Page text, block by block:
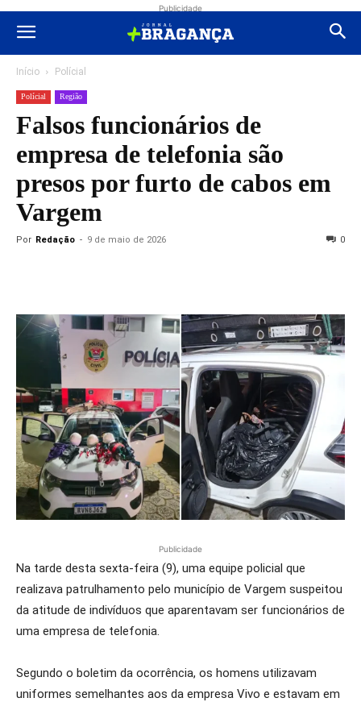
Publicidade
Início Polícial
Polícial Região
Falsos funcionários de
empresa de telefonia são
presos por furto de cabos em
Vargem
Por Redação - 9 de maio de 2026 0
Publicidade
Na tarde desta sexta-feira (9), uma equipe policial que
realizava patrulhamento pelo município de Vargem suspeitou
da atitude de indivíduos que aparentavam ser funcionários de
uma empresa de telefonia.
Segundo o boletim da ocorrência, os homens utilizavam
uniformes semelhantes aos da empresa Vivo e estavam em